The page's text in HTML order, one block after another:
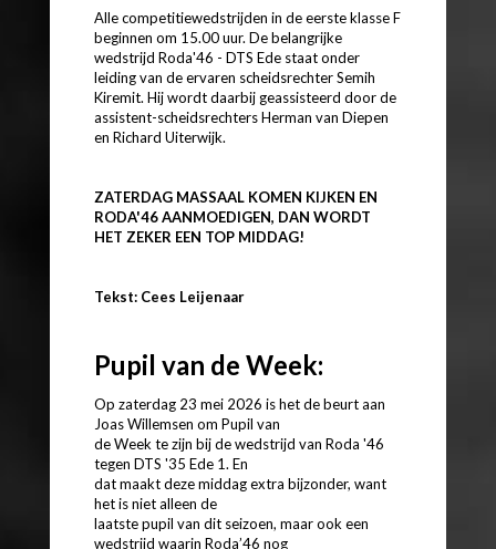
Alle competitiewedstrijden in de eerste klasse F
beginnen om 15.00 uur. De belangrijke
wedstrijd Roda'46 - DTS Ede staat onder
leiding van de ervaren scheidsrechter Semih
Kiremit. Hij wordt daarbij geassisteerd door de
assistent-scheidsrechters Herman van Diepen
en Richard Uiterwijk.
ZATERDAG MASSAAL KOMEN KIJKEN EN
RODA'46 AANMOEDIGEN, DAN WORDT
HET ZEKER EEN TOP MIDDAG!
Tekst: Cees Leijenaar
Pupil van de Week:
Op zaterdag 23 mei 2026 is het de beurt aan
Joas Willemsen om Pupil van
de Week te zijn bij de wedstrijd van Roda '46
tegen DTS '35 Ede 1. En
dat maakt deze middag extra bijzonder, want
het is niet alleen de
laatste pupil van dit seizoen, maar ook een
wedstrijd waarin Roda’46 nog